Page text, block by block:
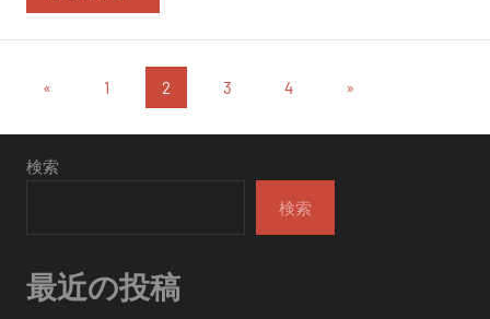
投
稿
の
ジ
«
投
1 2 3 4
次
»
検索
検索
最近の投稿